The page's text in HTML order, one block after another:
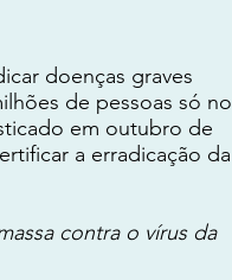
doenças graves
de pessoas só no
em outubro de
a erradicação da
contra o vírus da